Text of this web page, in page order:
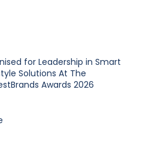
for Leadership in Smart
Solutions At The
Awards 2026